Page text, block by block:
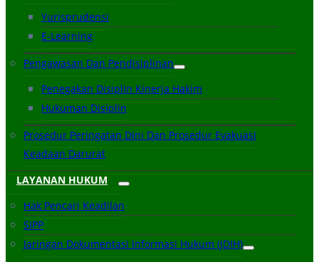
Yurisprudensi
E-Learning
Pengawasan Dan Pendisiplinan
Penegakan Disiplin Kinerja Hakim
Hukuman Disiplin
Prosedur Peringatan Dini Dan Prosedur Evakuasi
Keadaan Darurat
LAYANAN HUKUM
Hak Pencari Keadilan
SIPP
Jaringan Dokumentasi Informasi Hukum (JDIH)